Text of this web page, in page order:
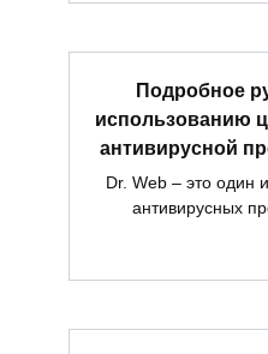
Подробное
использованию
антивирусной
Dr. Web – это один
антивирусных